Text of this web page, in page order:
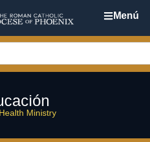
Menú
Ministry